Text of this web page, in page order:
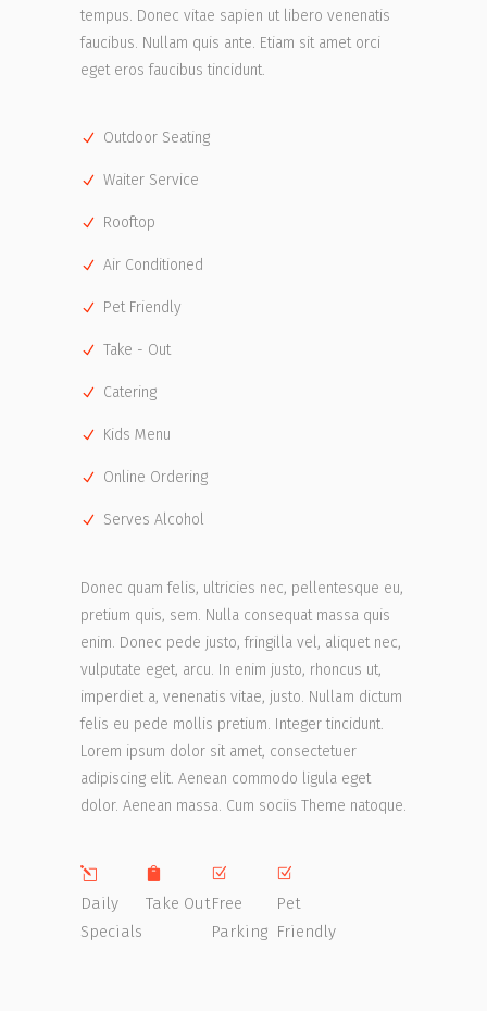
tempus. Donec vitae sapien ut libero venenatis
faucibus. Nullam quis ante. Etiam sit amet orci
eget eros faucibus tincidunt.
Outdoor Seating
Waiter Service
Rooftop
Air Conditioned
Pet Friendly
Take - Out
Catering
Kids Menu
Online Ordering
Serves Alcohol
Donec quam felis, ultricies nec, pellentesque eu,
pretium quis, sem. Nulla consequat massa quis
enim. Donec pede justo, fringilla vel, aliquet nec,
vulputate eget, arcu. In enim justo, rhoncus ut,
imperdiet a, venenatis vitae, justo. Nullam dictum
felis eu pede mollis pretium. Integer tincidunt.
Lorem ipsum dolor sit amet, consectetuer
adipiscing elit. Aenean commodo ligula eget
dolor. Aenean massa. Cum sociis Theme natoque.
Daily
Specials
Take OutFree
Parking
Pet
Friendly